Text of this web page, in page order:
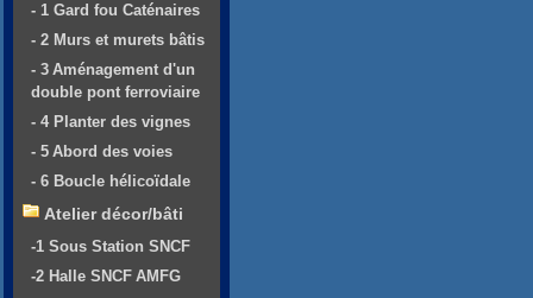
- 1 Gard fou Caténaires
- 2 Murs et murets bâtis
- 3 Aménagement d'un
double pont ferroviaire
- 4 Planter des vignes
- 5 Abord des voies
- 6 Boucle hélicoïdale
Atelier décor/bâti
-1 Sous Station SNCF
-2 Halle SNCF AMFG